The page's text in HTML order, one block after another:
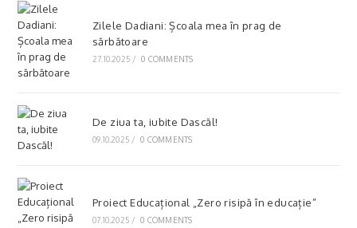
Zilele Dadiani: Școala mea în prag de
sărbătoare
27.10.2025 / 0 COMMENTS
De ziua ta, iubite Dascăl!
09.10.2025 / 0 COMMENTS
Proiect Educațional „Zero risipă în educație”
07.10.2025 / 0 COMMENTS